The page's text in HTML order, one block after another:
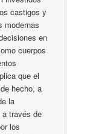
castigos y
modernas
en
cuerpos
que el
hecho, a
la
a través de
los